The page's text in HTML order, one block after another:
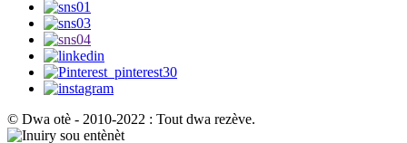
© Dwa otè - 2010-2022 : Tout dwa rezève.